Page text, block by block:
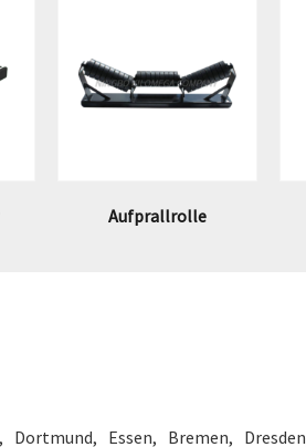
Aufprallrolle
Dortmund Essen Bremen Dresden